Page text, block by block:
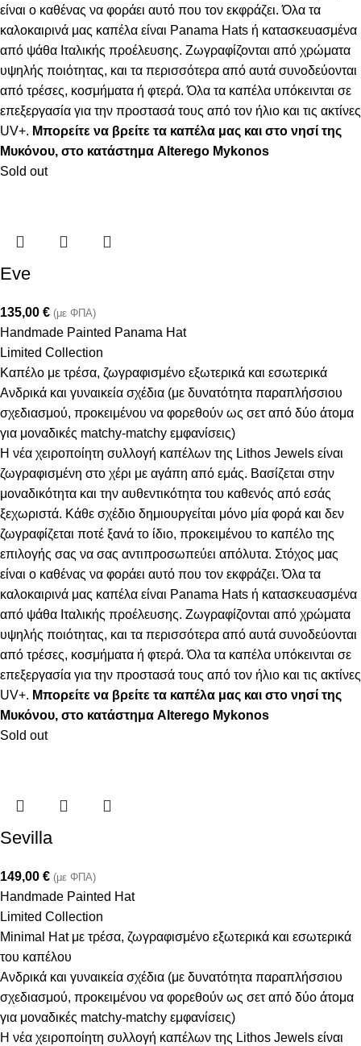
είναι ο καθένας να φοράει αυτό που τον εκφράζει. Όλα τα
καλοκαιρινά μας καπέλα είναι Panama Hats ή κατασκευασμένα
από ψάθα Ιταλικής προέλευσης. Ζωγραφίζονται από χρώματα
υψηλής ποιότητας, και τα περισσότερα από αυτά συνοδεύονται
από τρέσες, κοσμήματα ή φτερά. Όλα τα καπέλα υπόκεινται σε
επεξεργασία για την προστασά τους από τον ήλιο και τις ακτίνες
UV+. Μπορείτε να βρείτε τα καπέλα μας και στο νησί της
Μυκόνου, στο κατάστημα Alterego Mykonos
Sold out
Eve
135,00 € (με ΦΠΑ)
Handmade Painted Panama Hat
Limited Collection
Καπέλο με τρέσα, ζωγραφισμένο εξωτερικά και εσωτερικά
Ανδρικά και γυναικεία σχέδια (με δυνατότητα παραπλήσσιου
σχεδιασμού, προκειμένου να φορεθούν ως σετ από δύο άτομα
για μοναδικές matchy-matchy εμφανίσεις)
Η νέα χειροποίητη συλλογή καπέλων της Lithos Jewels είναι
ζωγραφισμένη στο χέρι με αγάπη από εμάς. Βασίζεται στην
μοναδικότητα και την αυθεντικότητα του καθενός από εσάς
ξεχωριστά. Κάθε σχέδιο δημιουργείται μόνο μία φορά και δεν
ζωγραφίζεται ποτέ ξανά το ίδιο, προκειμένου το καπέλο της
επιλογής σας να σας αντιπροσωπεύει απόλυτα. Στόχος μας
είναι ο καθένας να φοράει αυτό που τον εκφράζει. Όλα τα
καλοκαιρινά μας καπέλα είναι Panama Hats ή κατασκευασμένα
από ψάθα Ιταλικής προέλευσης. Ζωγραφίζονται από χρώματα
υψηλής ποιότητας, και τα περισσότερα από αυτά συνοδεύονται
από τρέσες, κοσμήματα ή φτερά. Όλα τα καπέλα υπόκεινται σε
επεξεργασία για την προστασά τους από τον ήλιο και τις ακτίνες
UV+. Μπορείτε να βρείτε τα καπέλα μας και στο νησί της
Μυκόνου, στο κατάστημα Alterego Mykonos
Sold out
Sevilla
149,00 € (με ΦΠΑ)
Handmade Painted Hat
Limited Collection
Minimal Hat με τρέσα, ζωγραφισμένο εξωτερικά και εσωτερικά
του καπέλου
Ανδρικά και γυναικεία σχέδια (με δυνατότητα παραπλήσσιου
σχεδιασμού, προκειμένου να φορεθούν ως σετ από δύο άτομα
για μοναδικές matchy-matchy εμφανίσεις)
Η νέα χειροποίητη συλλογή καπέλων της Lithos Jewels είναι